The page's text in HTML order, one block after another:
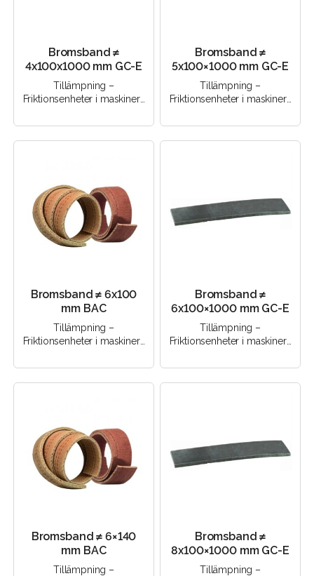
Bromsband ≠
4x100x1000 mm GC-E
Tillämpning –
Friktionsenheter i maskiner |
mekanismer | Bromsenheter
med torrfri..
Bromsband ≠
5х100×1000 mm GC-E
Tillämpning –
Friktionsenheter i maskiner |
mekanismer | Bromsenheter
med torrfri..
Bromsband ≠ 6х100
mm ВАС
Tillämpning –
Friktionsenheter i maskiner |
mekanismer | Bromsenheter
med torrfri..
Bromsband ≠
6х100×1000 mm GC-E
Tillämpning –
Friktionsenheter i maskiner |
mekanismer | Bromsenheter
med torrfri..
Bromsband ≠ 6×140
mm BAC
Tillämpning –
Bromsband ≠
8х100×1000 mm GC-E
Tillämpning –